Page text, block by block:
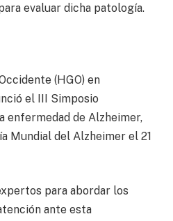
evaluar dicha patología.
(HGO) en
el III Simposio
enfermedad de Alzheimer,
Mundial del Alzheimer el 21
para abordar los
ante esta